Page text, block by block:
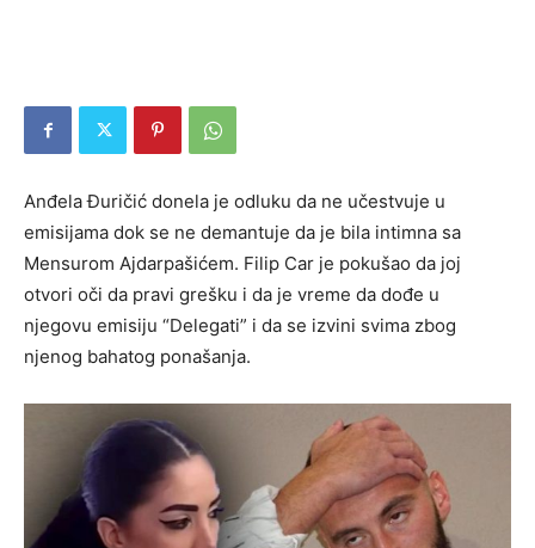
Anđela Đuričić donela je odluku da ne učestvuje u
emisijama dok se ne demantuje da je bila intimna sa
Mensurom Ajdarpašićem. Filip Car je pokušao da joj
otvori oči da pravi grešku i da je vreme da dođe u
njegovu emisiju “Delegati” i da se izvini svima zbog
njenog bahatog ponašanja.